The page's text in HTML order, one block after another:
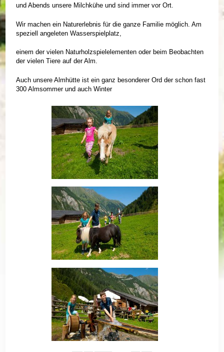
und Abends unsere Milchkühe und sind immer vor Ort.
Wir machen ein Naturerlebnis für die ganze Familie möglich. Am
speziell angeleten Wasserspielplatz,
einem der vielen Naturholzspielelementen oder beim Beobachten
der vielen Tiere auf der Alm.
Auch unsere Almhütte ist ein ganz besonderer Ord der schon fast
300 Almsommer und auch Winter